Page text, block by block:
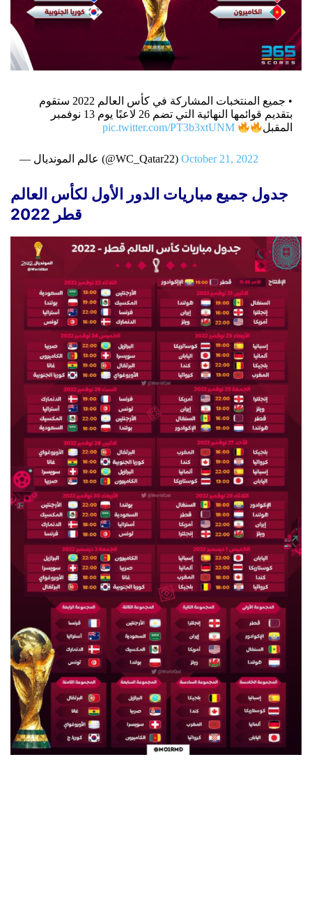
• جميع المنتخبات المشاركة في كأس العالم 2022 ستقوم
بتقديم قوائمها النهائية التي تضم 26 لاعبًا يوم 13 نوفمبر
المقبل
pic.twitter.com/PT3b3xtUNM
— عالم المونديال (@WC_Qatar22) October 21, 2022
جدول جميع مباريات الدور الأول لكأس العالم